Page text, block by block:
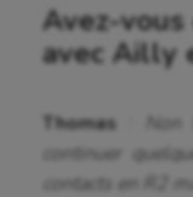
Avez-
avec Ailly
Thomas
continuer
contacts en R2